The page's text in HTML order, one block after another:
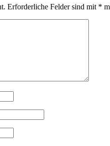
Erforderliche Felder sind mit *